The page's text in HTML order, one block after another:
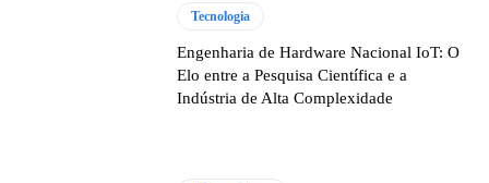
Tecnologia
Engenharia de Hardware Nacional IoT: O
Elo entre a Pesquisa Científica e a
Indústria de Alta Complexidade